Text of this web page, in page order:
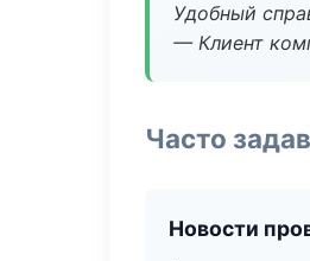
Удобный
— Клиент
Часто
Новости